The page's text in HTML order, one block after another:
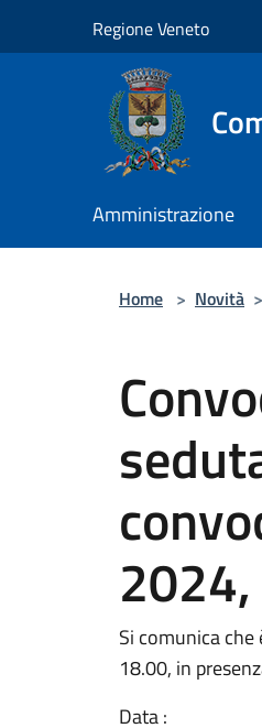
Regione Veneto
Amministrazione
Home > Novità >
Si comunica
18.00, in
Data :